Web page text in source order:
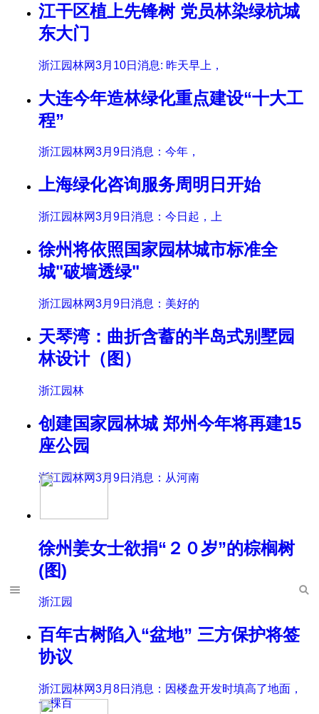
江干区植上先锋树 党员林染绿杭城
东大门
浙江园林网3月10日消息: 昨天早上，
大连今年造林绿化重点建设“十大工
程”
浙江园林网3月9日消息：今年，
上海绿化咨询服务周明日开始
浙江园林网3月9日消息：今日起，上
徐州将依照国家园林城市标准全
城"破墙透绿"
浙江园林网3月9日消息：美好的
天琴湾：曲折含蓄的半岛式别墅园
林设计（图）
浙江园林
创建国家园林城 郑州今年将再建15
座公园
浙江园林网3月9日消息：从河南
徐州姜女士欲捐“２０岁”的棕榈树
(图)
浙江园
百年古树陷入“盆地” 三方保护将签
协议
浙江园林网3月8日消息：因楼盘开发时填高了地面，
一棵百